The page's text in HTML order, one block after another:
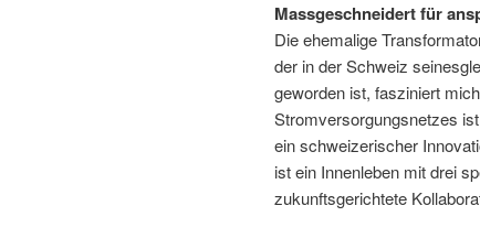
Massgeschneidert für
Die ehemalige
der in der Schweiz
geworden ist, fasziniert
Stromversorgungsnetzes
ein schweizerischer
ist ein Innenleben mit drei
zukunftsgerichtete